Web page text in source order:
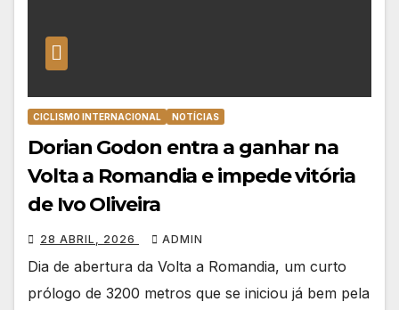
CICLISMO INTERNACIONAL NOTÍCIAS
Dorian Godon entra a ganhar na
Volta a Romandia e impede vitória
de Ivo Oliveira
28 ABRIL, 2026 ADMIN
Dia de abertura da Volta a Romandia, um curto
prólogo de 3200 metros que se iniciou já bem pela